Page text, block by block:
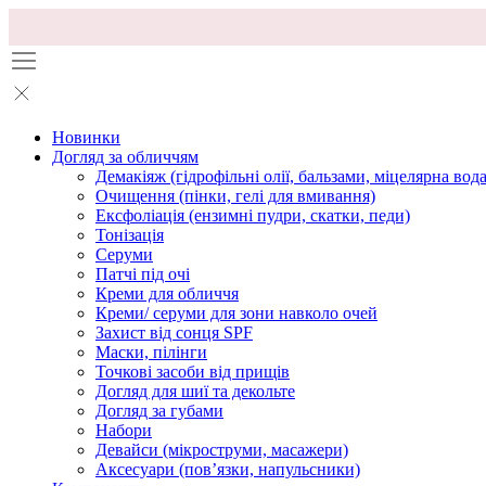
Новинки
Догляд за обличчям
Демакіяж (гідрофільні олії, бальзами, міцелярна
Очищення (пінки, гелі для вмивання)
Ексфоліація (ензимні пудри, скатки, педи)
Тонізація
Серуми
Патчі під очі
Креми для обличчя
Креми/ серуми для зони навколо очей
Захист від сонця SPF
Маски, пілінги
Точкові засоби від прищів
Догляд для шиї та декольте
Догляд за губами
Набори
Девайси (мікроструми, масажери)
Аксесуари (повʼязки, напульсники)